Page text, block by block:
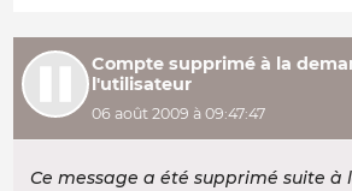
Compte supprimé à la
l'utilisateur
06 août 2009 à 09:47:47
Ce message a été supprimé suite à